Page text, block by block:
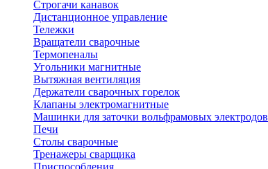
Строгачи канавок
Дистанционное управление
Тележки
Вращатели сварочные
Термопеналы
Угольники магнитные
Вытяжная вентиляция
Держатели сварочных горелок
Клапаны электромагнитные
Машинки для заточки вольфрамовых электродов
Печи
Столы сварочные
Тренажеры сварщика
Приспособления